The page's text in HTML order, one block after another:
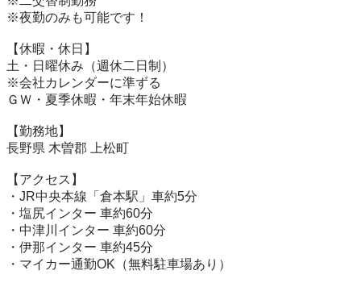
※夜勤のみも可能です！
【休暇・休日】
土・日曜休み（週休二日制）
※会社カレンダーに準ずる
ＧＷ・夏季休暇・年末年始休暇
【勤務地】
長野県 木曽郡 上松町
【アクセス】
・JR中央本線「倉本駅」車約5分
・塩尻インター 車約60分
・中津川インター 車約60分
・伊那インター 車約45分
・マイカー通勤OK（無料駐車場あり）